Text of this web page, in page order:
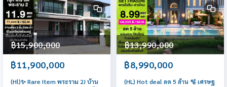
฿15,900,000
฿11,900,000
(Hl)✨ Rare Item พระราม 2! บ้าน
฿13,990,000
฿8,990,000
(HL) Hot deal ลด 5 ล้าน 🫧 เศรษฐ